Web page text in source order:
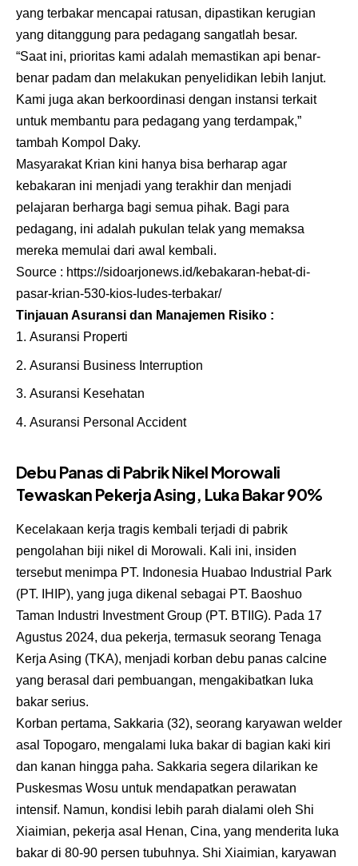
yang terbakar mencapai ratusan, dipastikan kerugian
yang ditanggung para pedagang sangatlah besar.
“Saat ini, prioritas kami adalah memastikan api benar-
benar padam dan melakukan penyelidikan lebih lanjut.
Kami juga akan berkoordinasi dengan instansi terkait
untuk membantu para pedagang yang terdampak,”
tambah Kompol Daky.
Masyarakat Krian kini hanya bisa berharap agar
kebakaran ini menjadi yang terakhir dan menjadi
pelajaran berharga bagi semua pihak. Bagi para
pedagang, ini adalah pukulan telak yang memaksa
mereka memulai dari awal kembali.
Source : https://sidoarjonews.id/kebakaran-hebat-di-
pasar-krian-530-kios-ludes-terbakar/
Tinjauan Asuransi dan Manajemen Risiko :
Asuransi Properti
Asuransi Business Interruption
Asuransi Kesehatan
Asuransi Personal Accident
Debu Panas di Pabrik Nikel Morowali
Tewaskan Pekerja Asing, Luka Bakar 90%
Kecelakaan kerja tragis kembali terjadi di pabrik
pengolahan biji nikel di Morowali. Kali ini, insiden
tersebut menimpa PT. Indonesia Huabao Industrial Park
(PT. IHIP), yang juga dikenal sebagai PT. Baoshuo
Taman Industri Investment Group (PT. BTIIG). Pada 17
Agustus 2024, dua pekerja, termasuk seorang Tenaga
Kerja Asing (TKA), menjadi korban debu panas calcine
yang berasal dari pembuangan, mengakibatkan luka
bakar serius.
Korban pertama, Sakkaria (32), seorang karyawan welder
asal Topogaro, mengalami luka bakar di bagian kaki kiri
dan kanan hingga paha. Sakkaria segera dilarikan ke
Puskesmas Wosu untuk mendapatkan perawatan
intensif. Namun, kondisi lebih parah dialami oleh Shi
Xiaimian, pekerja asal Henan, Cina, yang menderita luka
bakar di 80-90 persen tubuhnya. Shi Xiaimian, karyawan